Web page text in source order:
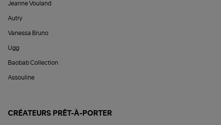
Jeanne Vouland
Autry
Vanessa Bruno
Ugg
Baobab Collection
Assouline
CRÉATEURS PRÊT-À-PORTER